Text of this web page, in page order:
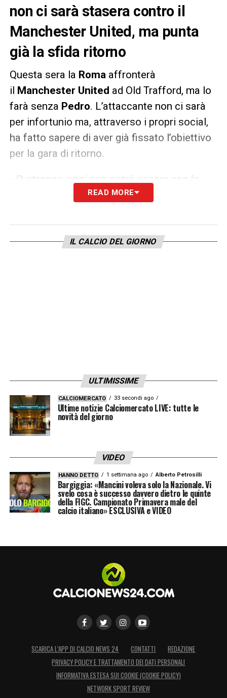
non ci sarà stasera contro il
Manchester United, ma punta
già la sfida ritorno
Questa sera la Roma affronterà
il Manchester United ad Old Trafford, ma lo
farà senza Pedro. L’attaccante non ci sarà
per infortunio ma, attraverso i propri social,
ha fatto sapere di aver già fissato l’obiettivo
per la gara di ritorno.
«Purtroppo oggi non potrò essere con la
squadra ma spero di recuperare in tempo
discute, si ama! Daje e Forza Roma».
READ MORE
IL CALCIO DEL GIORNO
ULTIMISSIME
CALCIOMERCATO 33 secondi ago
Ultime notizie Calciomercato LIVE: tutte le
novità del giorno
VIDEO
HANNO DETTO 1 settimana ago Alberto Petrosilli
Bargiggia: «Mancini voleva solo la Nazionale. Vi
svelo cosa è successo davvero dietro le quinte
della FIGC. Campionato Primavera male del
calcio italiano» ESCLUSIVA e VIDEO
SCARICA L’APP DI CALCIO NEWS 24 CONTATTI
REDAZIONE
PRIVACY POLICY E TRATTAMENTO DEI DATI PERSONALI
INFORMATIVA ESTESA SUI COOKIE (COOKIE POLICY)
NETWORK SPORT REVIEW